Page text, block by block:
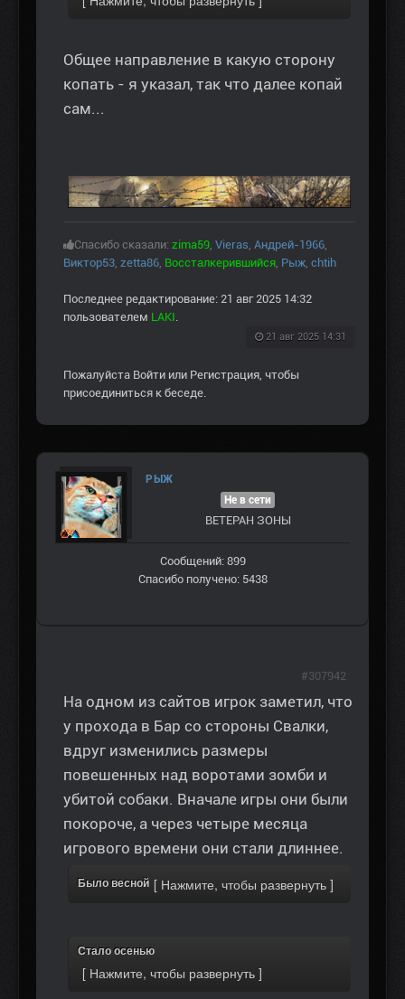
Общее направление в какую сторону
копать - я указал, так что далее копай
сам...
Спасибо сказали: zima59, Vieras, Андрей-1966,
Виктор53, zetta86, Воссталкерившийся, Рыж, chtih
Последнее редактирование: 21 авг 2025 14:32
пользователем LAKI.
21 авг 2025 14:31
Пожалуйста Войти или Регистрация, чтобы
присоединиться к беседе.
РЫЖ
Не в сети
ВЕТЕРАН ЗOНЫ
Сообщений: 899
Спасибо получено: 5438
На одном из сайтов игрок заметил, что
у прохода в Бар со стороны Свалки,
вдруг изменились размеры
повешенных над воротами зомби и
убитой собаки. Вначале игры они были
покороче, а через четыре месяца
игрового времени они стали длиннее.
Было весной
Стало осенью
#307942